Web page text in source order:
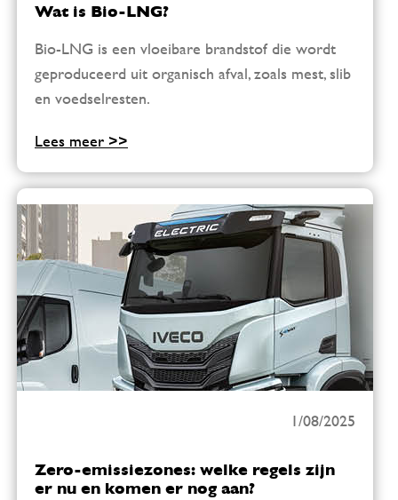
Wat is Bio-LNG?
Bio-LNG is een vloeibare brandstof die wordt
geproduceerd uit organisch afval, zoals mest, slib
en voedselresten.
Lees meer >>
1/08/2025
Zero-emissiezones: welke regels zijn
er nu en komen er nog aan?